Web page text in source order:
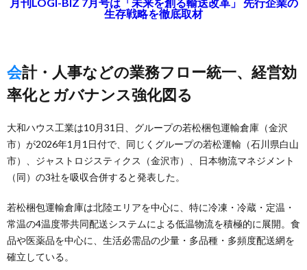
生存戦略を徹底取材
会計・人事などの業務フロー統一、経営効
率化とガバナンス強化図る
大和ハウス工業は10月31日、グループの若松梱包運輸倉庫（金沢
市）が2026年1月1日付で、同じくグループの若松運輸（石川県白山
市）、ジャストロジスティクス（金沢市）、日本物流マネジメント
（同）の3社を吸収合併すると発表した。
若松梱包運輸倉庫は北陸エリアを中心に、特に冷凍・冷蔵・定温・
常温の4温度帯共同配送システムによる低温物流を積極的に展開。食
品や医薬品を中心に、生活必需品の少量・多品種・多頻度配送網を
確立している。